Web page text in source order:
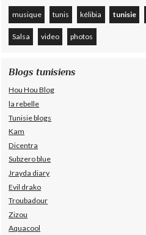
musique tunis kélibia tunisie
Salsa video photos
Blogs tunisiens
Hou Hou Blog
la rebelle
Tunisie blogs
Kam
Dicentra
Subzero blue
Jrayda diary
Evil drako
Troubadour
Zizou
Aquacool